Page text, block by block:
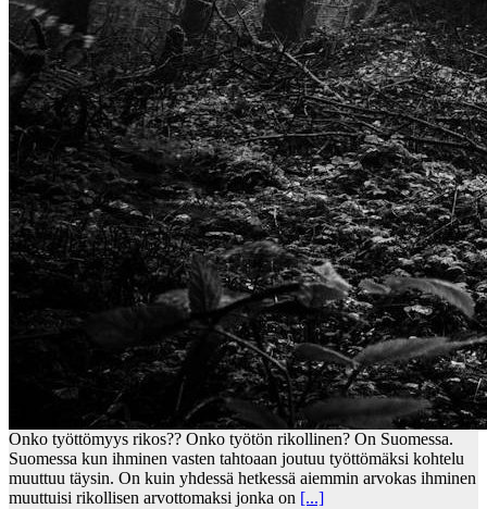
Onko työttömyys rikos?? Onko työtön rikollinen? On Suomessa.
Suomessa kun ihminen vasten tahtoaan joutuu työttömäksi kohtelu
muuttuu täysin. On kuin yhdessä hetkessä aiemmin arvokas ihminen
muuttuisi rikollisen arvottomaksi jonka on [...]